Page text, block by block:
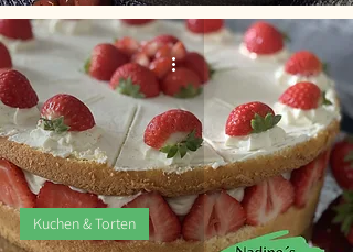
Kuchen & Torten